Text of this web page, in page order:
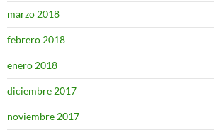
marzo 2018
febrero 2018
enero 2018
diciembre 2017
noviembre 2017